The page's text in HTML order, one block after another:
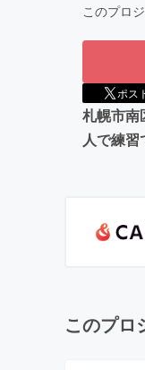
このプロ
ポス
札幌市南
人で練
このプロ